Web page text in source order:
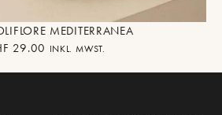
MEDITERRANEA
29.00 INKL. MWST.